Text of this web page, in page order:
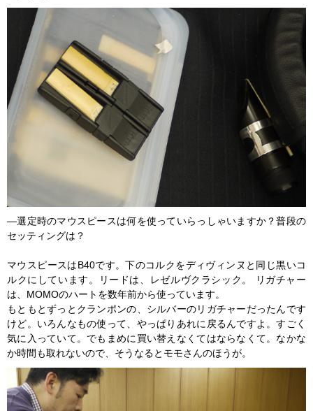
―選定時のマウスピースは何を使っていらっしゃいますか？普段の
セッティングは？
マウスピースはB40です。下のコルクをディヴィンヌと同じ黒いコ
ルクにしています。リードは、レゼルヴクラシック。 リガチャー
は、MOMOのハートを数年前から使っています。
もともとずっとクランポンの、シルバーのリガチャーだったんです
けど。いろんなもの使って、やっぱりあれに戻るんですよ。すごく
気に入っていて。でもまめに買い替えなくてはならなくて。なかな
か時間も取れないので、そうなるとモモさんのほうが。